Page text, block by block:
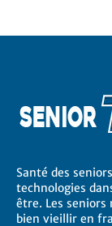
Santé des
technologies
être. Les
bien vieillir en